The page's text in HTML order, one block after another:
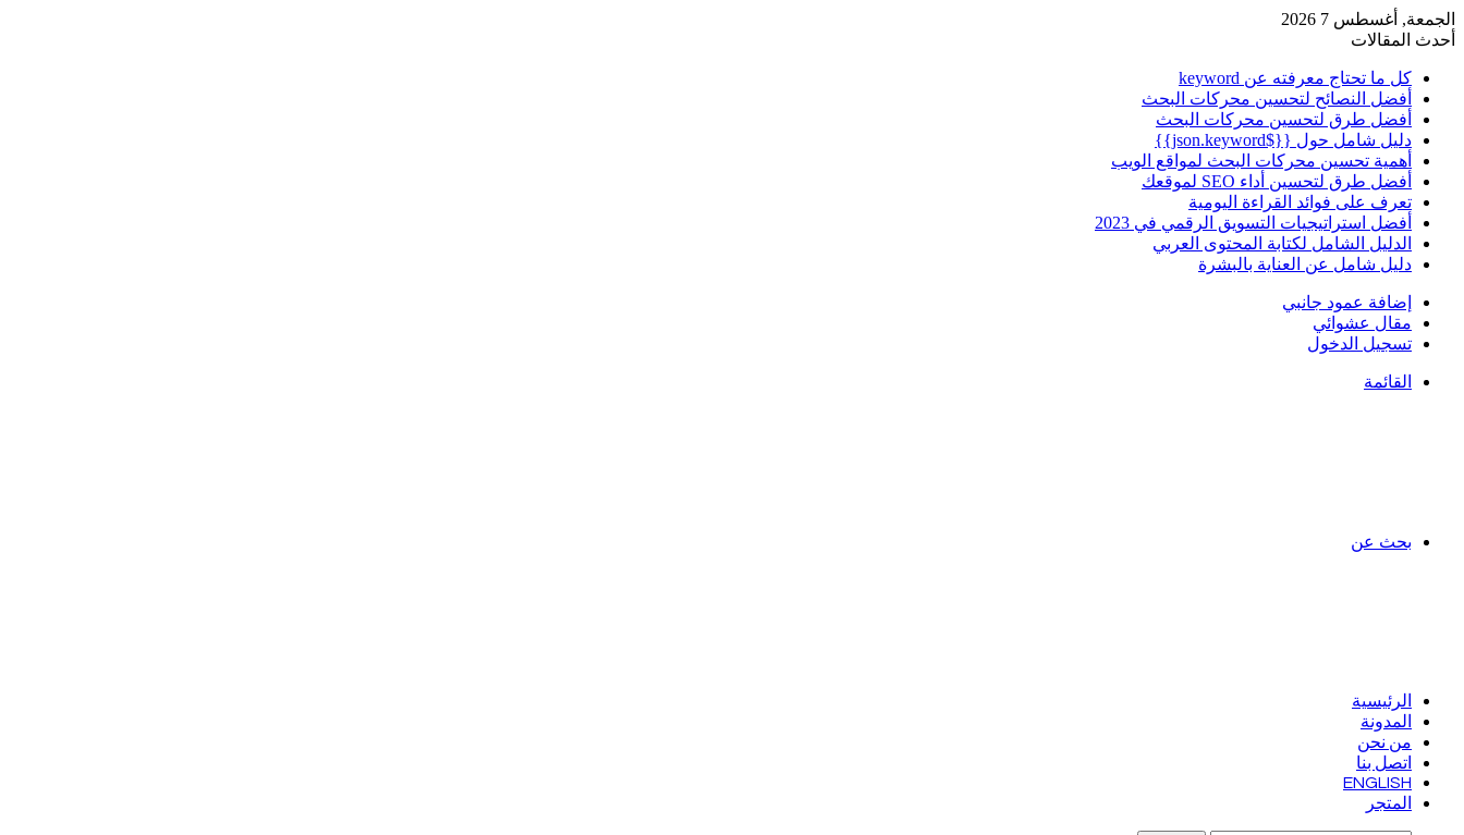
الجمعة, أغسطس 7 2026
أحدث المقالات
كل ما تحتاج معرفته عن keyword
أفضل النصائح لتحسين محركات البحث
أفضل طرق لتحسين محركات البحث
دليل شامل حول {{$json.keyword}}
أهمية تحسين محركات البحث لمواقع الويب
أفضل طرق لتحسين أداء SEO لموقعك
تعرف على فوائد القراءة اليومية
أفضل استراتيجيات التسويق الرقمي في 2023
الدليل الشامل لكتابة المحتوى العربي
دليل شامل عن العناية بالبشرة
إضافة عمود جانبي
مقال عشوائي
تسجيل الدخول
القائمة
بحث عن
الرئيسية
المدونة
من نحن
اتصل بنا
ENGLISH
المتجر